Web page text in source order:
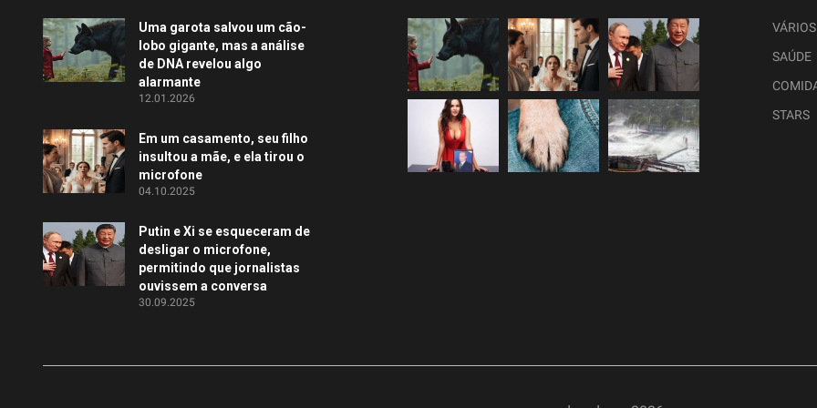
Uma garota salvou um cão-
lobo gigante, mas a análise
de DNA revelou algo
alarmante
12.01.2026
Em um casamento, seu filho
insultou a mãe, e ela tirou o
microfone
04.10.2025
Putin e Xi se esqueceram de
desligar o microfone,
permitindo que jornalistas
ouvissem a conversa
30.09.2025
VÁRIOS
SAÚDE
STARS